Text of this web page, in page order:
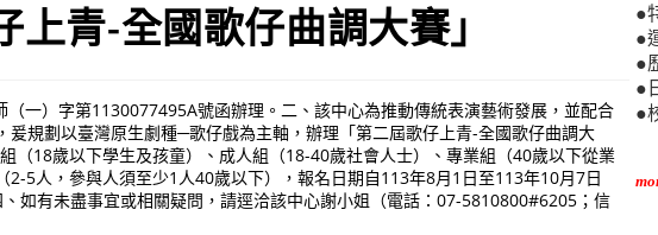
上青-全國歌仔曲調大賽」
一）字第1130077495A號函辦理。二、該中心為推動傳統表演藝術發展，並配合
爰規劃以臺灣原生劇種─歌仔戲為主軸，辦理「第二屆歌仔上青-全國歌仔曲調大
（18歲以下學生及孩童）、成人組（18-40歲社會人士）、專業組（40歲以下從業
2-5人，參與人須至少1人40歲以下），報名日期自113年8月1日至113年10月7日
如有未盡事宜或相關疑問，請逕洽該中心謝小姐（電話：07-5810800#6205；信
●
●
●
●
●